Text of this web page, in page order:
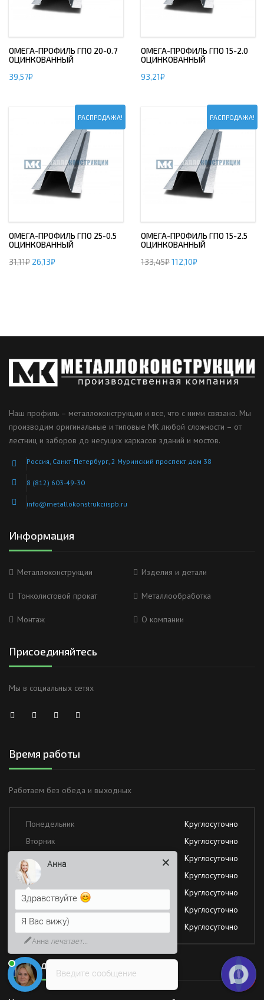
ОМЕГА-ПРОФИЛЬ ГПО 20-0.7
ОЦИНКОВАННЫЙ
39,57₽
ОМЕГА-ПРОФИЛЬ ГПО 15-2.0
ОЦИНКОВАННЫЙ
93,21₽
РАСПРОДАЖА!
ОМЕГА-ПРОФИЛЬ ГПО 25-0.5
ОЦИНКОВАННЫЙ
31,11₽ 26,13₽
РАСПРОДАЖА!
ОМЕГА-ПРОФИЛЬ ГПО 15-2.5
ОЦИНКОВАННЫЙ
133,45₽112,10₽
Наш профиль – металлоконструкции и все, что с ними связано. Мы
производим оригинальные и типовые МК любой сложности – от
лестниц и заборов до несущих каркасов зданий и мостов.
Россия, Санкт-Петербург, 2 Муринский проспект дом 38
8 (812) 603-49-30
info@metallokonstrukciispb.ru
Информация
Металлоконструкции Изделия и детали
Тонколистовой прокат Металлообработка
Монтаж О компании
Присоединяйтесь
Мы в социальных сетях
Время работы
Работаем без обеда и выходных
Понедельник
Круглосуточно
Вторник
Круглосуточно
Среда
Круглосуточно
Четверг
Круглосуточно
Пятница
Круглосуточно
Суббота
Круглосуточно
Воскресение
Круглосуточно
Последние новости
Введите сообщение
Анна
Здравствуйте
Я Вас вижу)
Анна печатает...